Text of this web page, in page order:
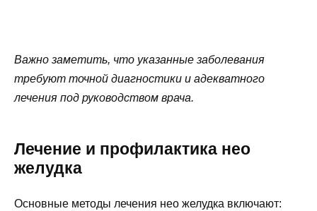
Важно заметить, что указанные заболевания
требуют точной диагностики и адекватного
лечения под руководством врача.
Лечение и профилактика нео
желудка
Основные методы лечения нео желудка включают: